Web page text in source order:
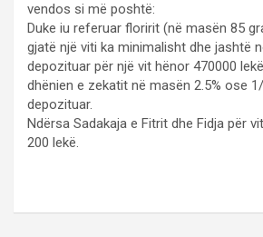
vendos si më poshtë:
Duke iu referuar floririt (në masën 85
gjatë një viti ka minimalisht dhe jashtë
depozituar për një vit hënor 470000
dhënien e zekatit në masën 2.5% ose
depozituar.
Ndërsa Sadakaja e Fitrit dhe Fidja për
200 lekë.